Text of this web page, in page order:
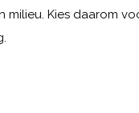
milieu. Kies daarom